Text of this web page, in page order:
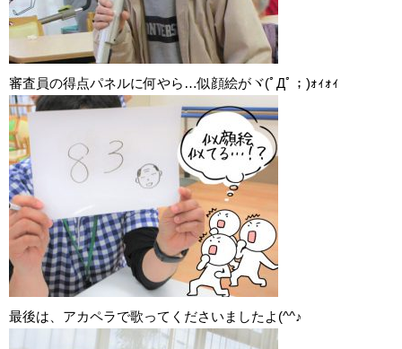
審査員の得点パネルに何やら…似顔絵がヾ(ﾟДﾟ；)ｫｨｫｨ
最後は、アカペラで歌ってくださいましたよ(^^♪